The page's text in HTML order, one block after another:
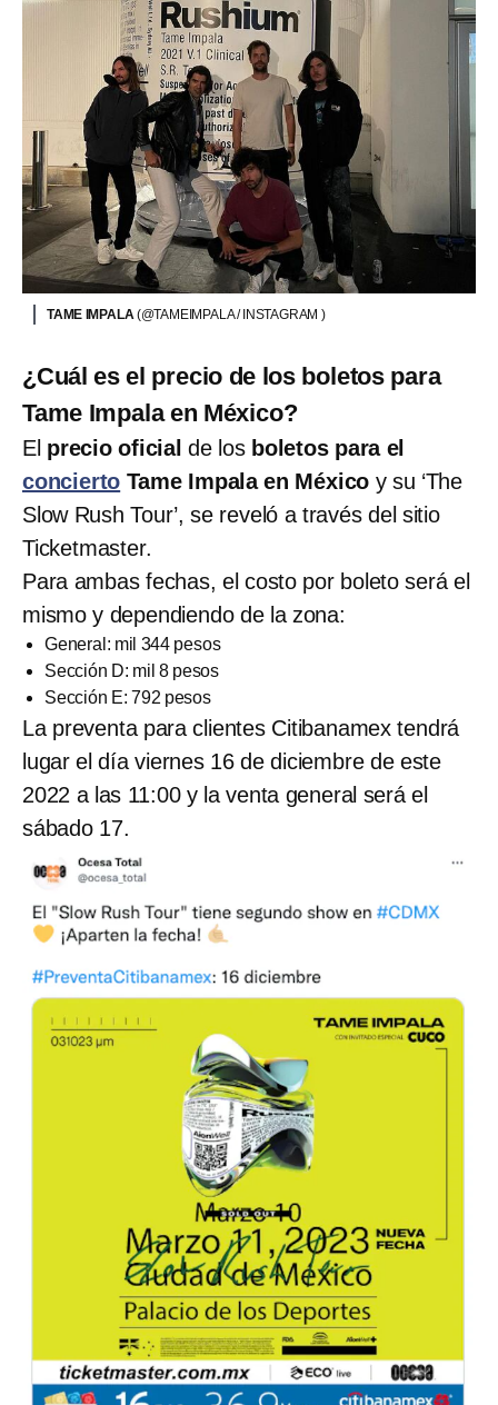
TAME IMPALA(@TAMEIMPALA / INSTAGRAM )
¿Cuál es el precio de los boletos para
Tame Impala en México?
El precio oficialde los boletos para el
concierto Tame Impala en México y su ‘The
Slow Rush Tour’, se reveló a través del sitio
Ticketmaster.
Para ambas fechas, el costo por boleto será el
mismo y dependiendo de la zona:
General: mil 344 pesos
Sección D: mil 8 pesos
Sección E: 792 pesos
La preventa para clientes Citibanamex tendrá
lugar el día viernes 16 de diciembre de este
2022 a las 11:00 y la venta general será el
sábado 17.